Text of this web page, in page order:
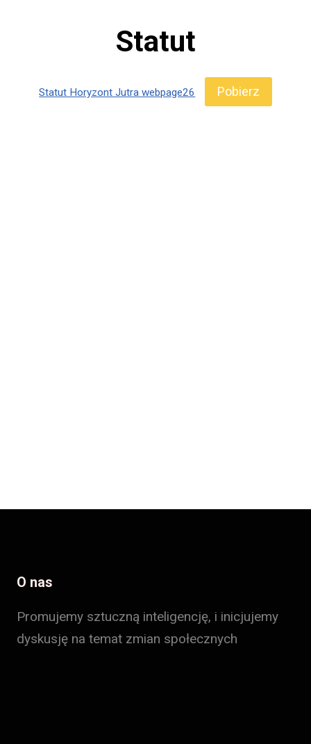
Statut
Statut Horyzont Jutra webpage26 Pobierz
O nas
Promujemy sztuczną inteligencję, i inicjujemy
dyskusję na temat zmian społecznych